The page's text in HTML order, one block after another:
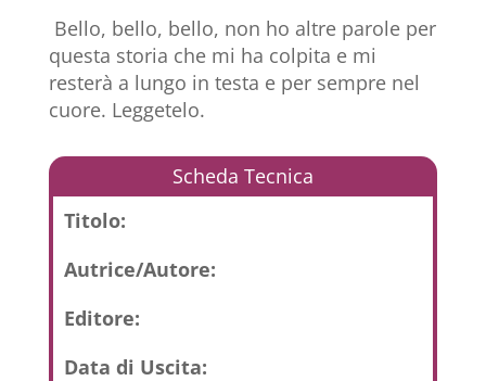
Bello, bello, bello, non ho altre parole per
questa storia che mi ha colpita e mi
resterà a lungo in testa e per sempre nel
cuore. Leggetelo.
Scheda Tecnica
Titolo:
Autrice/Autore:
Editore:
Data di Uscita: